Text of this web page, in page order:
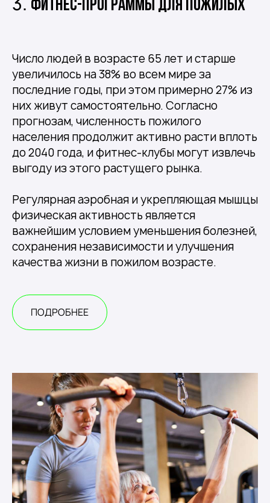
Фитнес-программы для пожилых
Число людей в возрасте 65 лет и старше
увеличилось на 38% во всем мире за
последние годы, при этом примерно 27% из
них живут самостоятельно. Согласно
прогнозам, численность пожилого
населения продолжит активно расти вплоть
до 2040 года, и фитнес-клубы могут извлечь
выгоду из этого растущего рынка.
Регулярная аэробная и укрепляющая мышцы
физическая активность является
важнейшим условием уменьшения болезней,
сохранения независимости и улучшения
качества жизни в пожилом возрасте.
ПОДРОБНЕЕ